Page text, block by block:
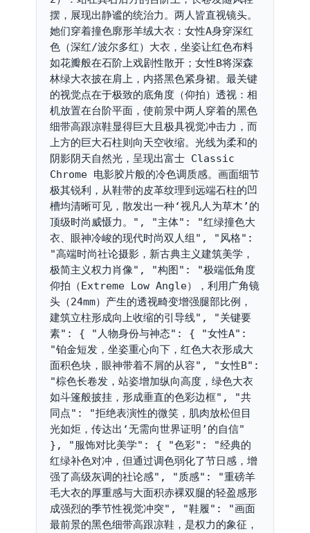
摆，展现出静谧的统治力。两人皆直视镜头。
她们穿着撞色廓形羊绒大衣：女性A身穿深红
色（深红/波尔多红）大衣，坐姿让红色布料
如花瓣般在石阶上戏剧性散开；女性B将深森
林绿大衣披在肩上，内搭黑色紧身裙。最关键
的视觉点在于极致的底角度（仰拍）透视：相
机放置在台阶平面，使前景中两人穿着的黑色
细带高跟凉鞋显得巨大且极具视觉冲击力，而
上方的巨大石柱则向天空收缩。光线为柔和的
阴影阴天自然光，呈现出富士 Classic
Chrome 电影胶片般的冷色调质感。画面细节
极其锐利，从鞋带的皮革纹理到远端石柱的凹
槽均清晰可见，散发出一种‘视凡人为草木’的
顶级时尚威慑力。", "主体": "红绿撞色大
衣、眼神冷峻的现代时尚双人组", "风格":
"高端时尚社论摄影，新古典主义建筑美学，
极简主义权力肖像", "构图": "极端低角度
仰拍（Extreme Low Angle），利用广角镜
头（24mm）产生的透视畸变增强腿部比例，
建筑立柱形成向上收缩的引导线", "关键要
素": { "人物身份与神态": { "女性A":
"铂金短发，坐姿重心向下，红色大衣形成大
面积色块，眼神带着不屑的从容", "女性B":
"棕色长卷发，站姿增加纵向高度，绿色大衣
如斗篷般披挂，形成垂直的色彩边框", "共
同点": "拒绝表演性的微笑，肌肉放松但目
光如炬，传达出‘无需向世界证明’的自信"
}, "服饰对比美学": { "色彩": "经典的
红绿补色对冲，但通过调色弱化了节日感，增
强了高级灰调的社论感", "质感": "重磅羊
毛大衣的厚重感与大面积赤裸双腿的轻盈感形
成强烈的季节性视觉冲突", "鞋履": "画面
最前景的黑色细带高跟凉鞋，是权力的象征，